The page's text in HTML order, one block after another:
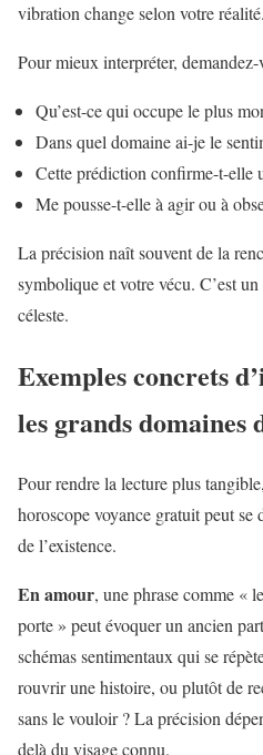
vibration change selon votre réalité.
Pour mieux interpréter, demandez-
Qu’est-ce qui occupe le plus
Dans quel domaine ai-je le
Cette prédiction confirme-t-elle
Me pousse-t-elle à agir ou à
La précision naît souvent de la
symbolique et votre vécu. C’est
céleste.
Exemples concrets
les grands domaines
Pour rendre la lecture plus
horoscope voyance gratuit peut se
de l’existence.
En amour, une phrase comme «
porte » peut évoquer un ancien
schémas sentimentaux qui se
rouvrir une histoire, ou plutôt de
sans le vouloir ? La précision
delà du visage connu.